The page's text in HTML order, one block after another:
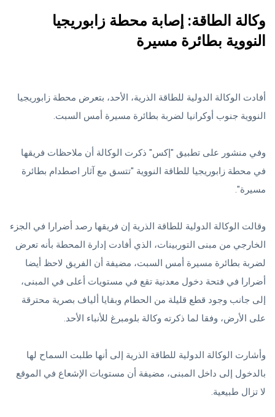
وكالة الطاقة: إصابة محطة زابوريجيا
النووية بطائرة مسيرة
أفادت الوكالة الدولية للطاقة الذرية، الأحد، بتعرض محطة زابوريجيا
النووية جنوب أوكرانيا لضربة بطائرة مسيرة أمس السبت.
وفي منشور على تطبيق "إكس" ذكرت الوكالة أن ملاحظات فريقها
في محطة زابوريجيا للطاقة النووية "تتسق مع آثار اصطدام بطائرة
مسيرة".
وقالت الوكالة الدولية للطاقة الذرية إن فريقها رصد أضرارا في الجزء
الخارجي من مبنى التوربينات، الذي أفادت إدارة المحطة بأنه تعرض
لضربة بطائرة مسيرة أمس السبت، مضيفة أن الفريق لاحظ أيضا
أضرارا في فتحة دخول معدنية تقع في مستويات أعلى في المبنى،
إلى جانب وجود قطع قليلة من الحطام وبقايا ألياف بصرية محترقة
على الأرض، وفقا لما ذكرته وكالة بلومبرغ للأنباء الأحد.
وأشارت الوكالة الدولية للطاقة الذرية إلى أنها طلبت السماح لها
بالدخول إلى داخل المبنى، مضيفة أن مستويات الإشعاع في الموقع
لا تزال طبيعية.